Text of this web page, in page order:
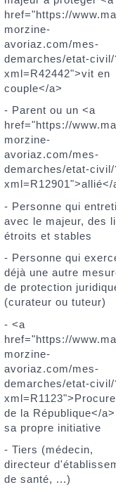
href="https://www.mairie-
morzine-
avoriaz.com/mes-
demarches/etat-civil/?
xml=R42442">vit en
couple</a>
- Parent ou un <a
href="https://www.mairie-
morzine-
avoriaz.com/mes-
demarches/etat-civil/?
xml=R12901">allié</a>
- Personne qui entretient,
avec le majeur, des liens
étroits et stables
- Personne qui exerce
déjà une autre mesure
de protection juridique
(curateur ou tuteur)
- <a
href="https://www.mairie-
morzine-
avoriaz.com/mes-
demarches/etat-civil/?
xml=R1123">Procureur
de la République</a>, de
sa propre initiative
- Tiers (médecin,
directeur d'établissement
de santé, ...)